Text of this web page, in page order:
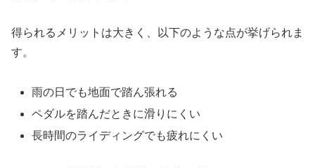
得られるメリットは大きく、以下のような点が挙げられま
す。
雨の日でも地面で踏ん張れる
ペダルを踏んだときに滑りにくい
長時間のライディングでも疲れにくい